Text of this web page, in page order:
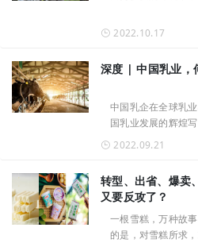
2022.10.17
深度 | 中国乳业，
中国乳企在全球乳
国乳业发展的辉煌写
2022.09.21
转型、出省、爆卖
又要反攻了？
一根雪糕，万种故
的是，对雪糕所求